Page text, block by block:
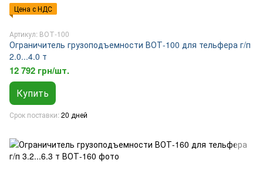
Цена с НДС
Артикул: ВОТ-100
Ограничитель грузоподъемности ВОТ-100 для тельфера г/п
2.0...4.0 т
12 792 грн/шт.
Купить
Срок поставки 20 дней